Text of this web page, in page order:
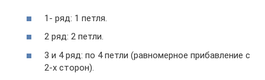
1- ряд: 1 петля.
2 ряд: 2 петли.
3 и 4 ряд: по 4 петли (равномерное прибавление с
2-х сторон).